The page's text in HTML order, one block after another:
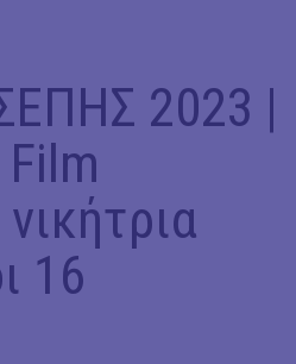
2023 |
16